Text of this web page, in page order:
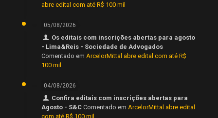
abre edital com até R$ 100 mil
05/08/2026
Os editais com inscrições abertas para agosto
- Lima&Reis - Sociedade de Advogados
Comentado em ArcelorMittal abre edital com até R$
100 mil
04/08/2026
Confira editais com inscrições abertas para
Agosto - S&C Comentado em ArcelorMittal abre edital
com até R$ 100 mil